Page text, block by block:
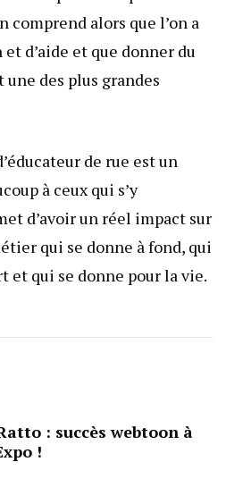
comprend alors que l’on a
d’aide et que donner du
une des plus grandes
de rue est un
à ceux qui s’y
d’avoir un réel impact sur
qui se donne à fond, qui
et qui se donne pour la vie.
: succès webtoon à
!